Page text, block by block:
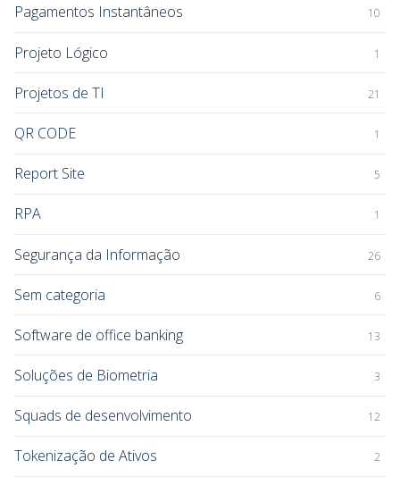
Pagamentos Instantâneos 10
Projeto Lógico 1
Projetos de TI 21
QR CODE 1
Report Site 5
RPA 1
Segurança da Informação 26
Sem categoria 6
Software de office banking 13
Soluções de Biometria 3
Squads de desenvolvimento 12
Tokenização de Ativos 2